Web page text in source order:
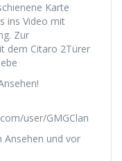
Karte
ins Video mit
Zur
dem Citaro 2Türer
user/GMGClan
Ansehen und vor